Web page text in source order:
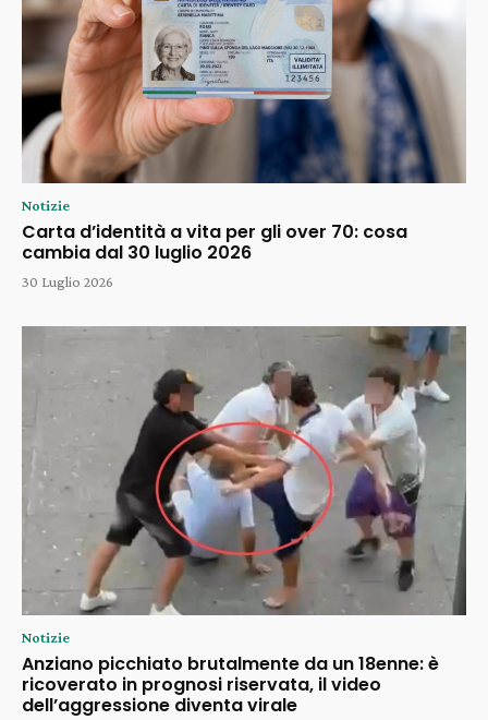
Notizie
Carta d’identità a vita per gli over 70: cosa
cambia dal 30 luglio 2026
30 Luglio 2026
Notizie
Anziano picchiato brutalmente da un 18enne: è
ricoverato in prognosi riservata, il video
dell’aggressione diventa virale